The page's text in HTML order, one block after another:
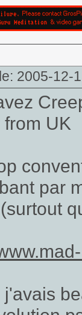
2005-12-
from UK
par
j'avais